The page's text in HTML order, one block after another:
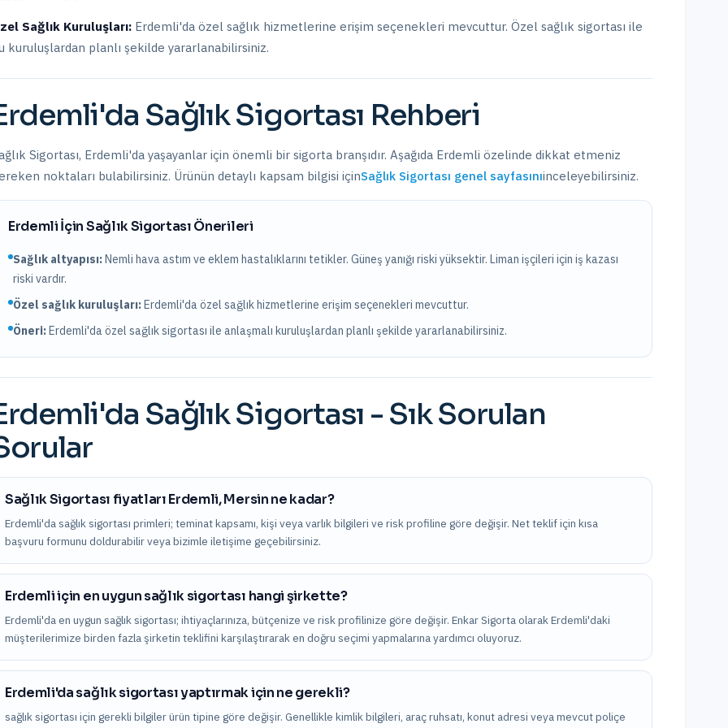
Sağlık Kuruluşları: Erdemli'da özel sağlık hizmetlerine erişim seçenekleri mevcuttur. Özel sağlık sigortası ile
kuruluşlardan planlı şekilde yararlanabilirsiniz.
'da Sağlık Sigortası Rehberi
Sigortası, Erdemli'da yaşayanlar için önemli bir sigorta branşıdır. Aşağıda Erdemli özelinde dikkat etmeniz
noktaları bulabilirsiniz. Ürünün detaylı kapsam bilgisi içinSağlık Sigortası genel sayfasınıinceleyebilirsiniz.
ErdemliİçinSağlık SigortasıÖnerileri
Sağlık altyapısı:Nemli hava astım ve eklem hastalıklarını tetikler. Güneş yanığı riski yüksektir. Liman işçileri için iş kazası
riski vardır.
Özel sağlık kuruluşları:Erdemli'daözel sağlık hizmetlerine erişim seçenekleri mevcuttur.
Öneri:Erdemli'da özel sağlık sigortası ile anlaşmalı kuruluşlardan planlı şekilde yararlanabilirsiniz.
'da Sağlık Sigortası - Sık Sorulan
Sağlık Sigortası fiyatları Erdemli, Mersin ne kadar?
Erdemli'da sağlık sigortası primleri; teminat kapsamı, kişi veya varlık bilgileri ve risk profiline göre değişir. Net teklif için kısa
başvuru formunu doldurabilir veya bizimle iletişime geçebilirsiniz.
Erdemli için en uygun sağlık sigortası hangi şirkette?
Erdemli'da en uygun sağlık sigortası; ihtiyaçlarınıza, bütçenize ve risk profilinize göre değişir. Enkar Sigorta olarak Erdemli'daki
müşterilerimize birden fazla şirketin teklifini karşılaştırarak en doğru seçimi yapmalarına yardımcı oluyoruz.
Erdemli'da sağlık sigortası yaptırmak için ne gerekli?
sağlık sigortası için gerekli bilgiler ürün tipine göre değişir. Genellikle kimlik bilgileri, araç ruhsatı, konut adresi veya mevcut poliçe